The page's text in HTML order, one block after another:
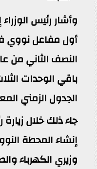
وأشار رئيس
أول مفاعل نووي
الجدول الزمني
جاء ذلك خلال
إنشاء المحطة
وزيري الكهرباء